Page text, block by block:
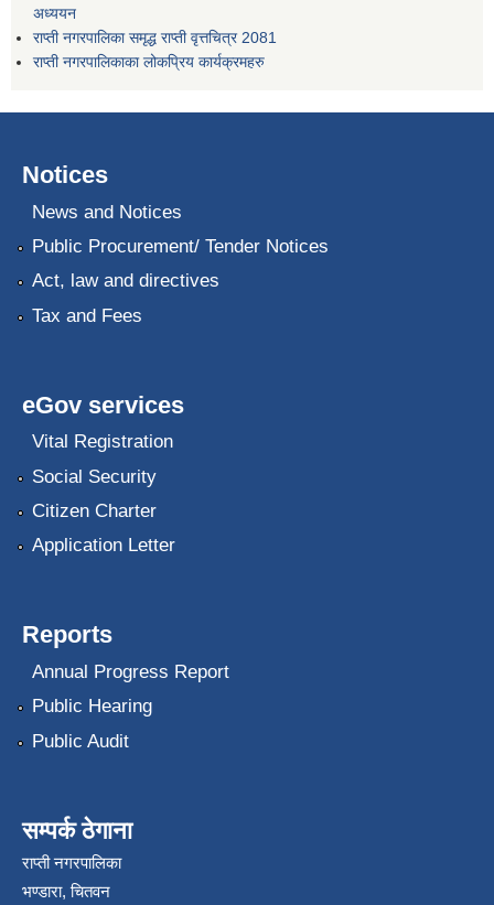
अध्ययन
राप्ती नगरपालिका समृद्ध राप्ती वृत्तचित्र 2081
राप्ती नगरपालिकाका लोकप्रिय कार्यक्रमहरु
Notices
News and Notices
Public Procurement/ Tender Notices
Act, law and directives
Tax and Fees
eGov services
Vital Registration
Social Security
Citizen Charter
Application Letter
Reports
Annual Progress Report
Public Hearing
Public Audit
सम्पर्क ठेगाना
राप्ती नगरपालिका
भण्डारा, चितवन